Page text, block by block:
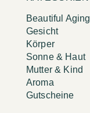
Beautiful Aging
Gesicht
Körper
Sonne & Haut
Mutter & Kind
Aroma
Gutscheine